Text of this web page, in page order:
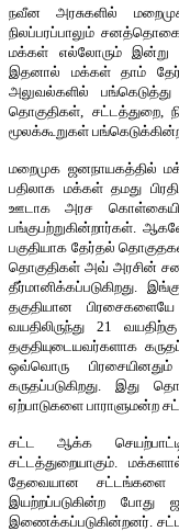
நவீன அரசுகளில்
நிலப்பரப்பாலும்
மக்கள் எல்லோரும் இன்று
இதனால் மக்கள் தாம்
அலுவல்களில்
தொகுதிகள், சட்டத்துறை,
மூலக்கூறுகள்
மறைமுக ஜனநாயகத்தில்
பதிலாக மக்கள் தமது
ஊடாக அரச
பங்குபற்றுகின்றார்கள்.
பகுதியாக தேர்தல்
தொகுதிகள் அவ் அரசின்
தீர்மானிக்கப்படுகிறது.
தகுதியான
வயதிலிருந்து 21
தகுதியுடையவர்களாக
ஒவ்வொரு
கருதப்படுகிறது. இது
ஏற்பாடுகளை பாராளுமன்ற
சட்ட ஆக்க
சட்டத்துறையாகும்.
தேவையான சட்டங்களை
இயற்றப்படுகின்ற போது
இணைக்கப்படுகின்றனர்.